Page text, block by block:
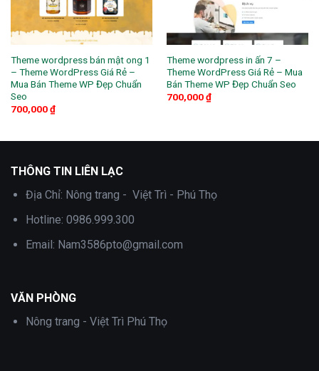
Theme wordpress bán mật ong 1
– Theme WordPress Giá Rẻ –
Mua Bán Theme WP Đẹp Chuẩn
Seo
700,000₫
Theme wordpress in ấn 7 –
Theme WordPress Giá Rẻ – Mua
Bán Theme WP Đẹp Chuẩn Seo
700,000₫
THÔNG TIN LIÊN LẠC
Địa Chỉ: Nông trang - Việt Trì - Phú Thọ
Hotline: 0986.999.300
Email: Nam3586pto@gmail.com
VĂN PHÒNG
Nông trang - Việt Trì Phú Thọ